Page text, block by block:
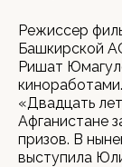
Режиссер
Башкирской
Ришат
«Двадцать
Афганистане
призов. В
выступила